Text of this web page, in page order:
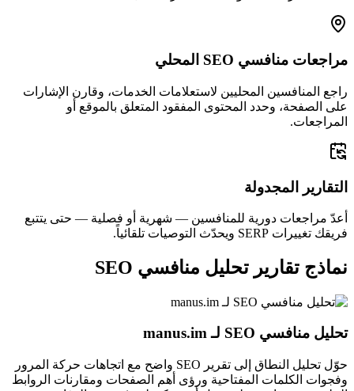
مراجعات منافسي SEO المحلي
راجع المنافسين المحليين لاستعلامات الخدمات، وقارن الإشارات
على الصفحة، وحدد المحتوى المفقود المتعلق بالموقع أو
المراجعات.
التقارير المجدولة
أعدّ مراجعات دورية للمنافسين — شهرية أو فصلية — حتى يتتبع
فريقك تغييرات SERP ويحدّث التوصيات تلقائياً.
نماذج تقارير تحليل منافسي SEO
تحليل منافسي SEO لـ manus.im
حوّل تحليل النطاق إلى تقرير SEO واضح مع اتجاهات حركة المرور
وفجوات الكلمات المفتاحية ورؤى أهم الصفحات ومقارنات الروابط